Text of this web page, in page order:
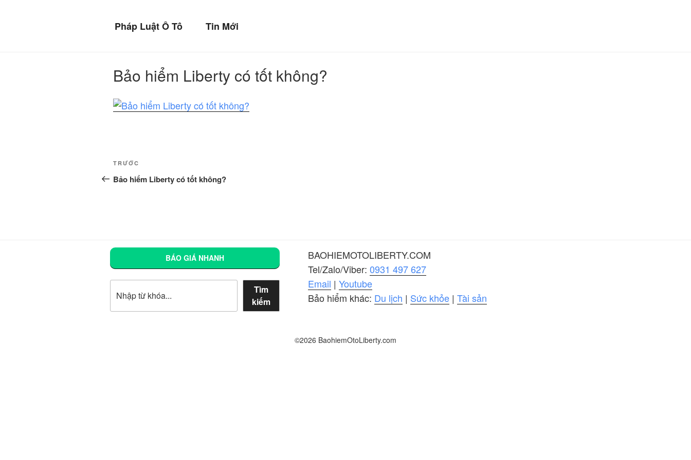
BẢO HIỂM Ô TÔ LIBERTY
Pháp Luật Ô Tô Tin Mới
Bảo hiểm Liberty có tốt không?
Điều
hướng
Bài
cũ
TRƯỚC
Bảo hiểm Liberty có tốt không?
BÁO GIÁ NHANH
Tìm
kiếm
BAOHIEMOTOLIBERTY.COM
Tel/Zalo/Viber: 0931 497 627
Email | Youtube
Bảo hiểm khác: Du lịch | Sức khỏe| Tài sản
©2026 BaohiemOtoLiberty.com